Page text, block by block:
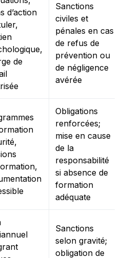
d’action
de
Sanctions
civiles et
pénales en cas
de refus de
prévention ou
de négligence
avérée
Obligations
renforcées;
mise en cause
de la
responsabilité
si absence de
formation
adéquate
Sanctions
selon gravité;
obligation de